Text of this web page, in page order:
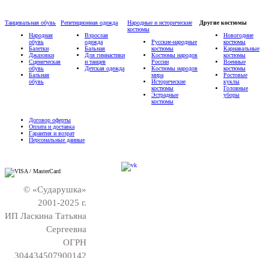
Танцевальная обувь
Народная
обувь
Балетки
Джазовки
Сценическая
обувь
Бальная
обувь
Репетиционная одежда
Взрослая
одежда
Бальная
Для гимнастики
и танцев
Детская одежда
Народные и исторические
костюмы
Русские-народные
костюмы
Костюмы народов
России
Костюмы народов
мира
Исторические
костюмы
Эстрадные
костюмы
Другие костюмы
Новогодние
костюмы
Карнавальные
костюмы
Военные
костюмы
Ростовые
куклы
Головные
уборы
Договор оферты
Оплата и доставка
Гарантия и возрат
Персональные данные
© «Сударушка»
2001-2025 г.
ИП Ласкина Татьяна
Сергеевна
ОГРН
304434507900142